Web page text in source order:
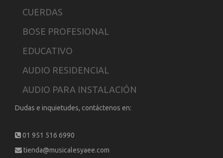
CUERDAS
BOSE PROFESIONAL
EDUCATIVO
AUDIO RESIDENCIAL
AUDIO PARA INSTALACIÓN
Dudas e inquietudes, contáctenos en:
01 951 516 6990
tienda@musicalesyaee.com